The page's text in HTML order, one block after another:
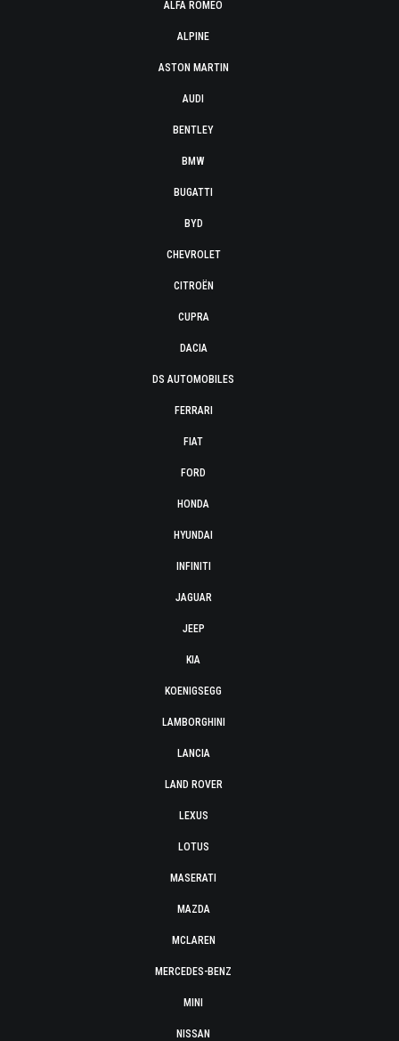
ALFA ROMEO
ALPINE
ASTON MARTIN
AUDI
BENTLEY
BMW
BUGATTI
BYD
CHEVROLET
CITROËN
CUPRA
DACIA
DS AUTOMOBILES
FERRARI
FIAT
FORD
HONDA
HYUNDAI
INFINITI
JAGUAR
JEEP
KIA
KOENIGSEGG
LAMBORGHINI
LANCIA
LAND ROVER
LEXUS
LOTUS
MASERATI
MAZDA
MCLAREN
MERCEDES-BENZ
MINI
NISSAN